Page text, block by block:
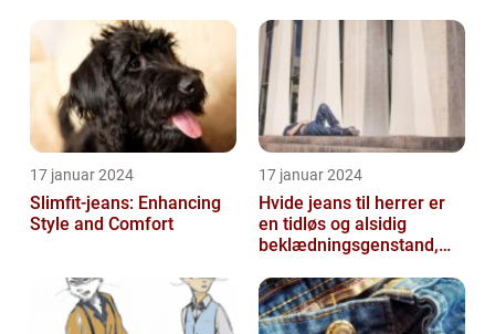
17 januar 2024
Slimfit-jeans: Enhancing
Style and Comfort
17 januar 2024
Hvide jeans til herrer er
en tidløs og alsidig
beklædningsgenstand,
ren...